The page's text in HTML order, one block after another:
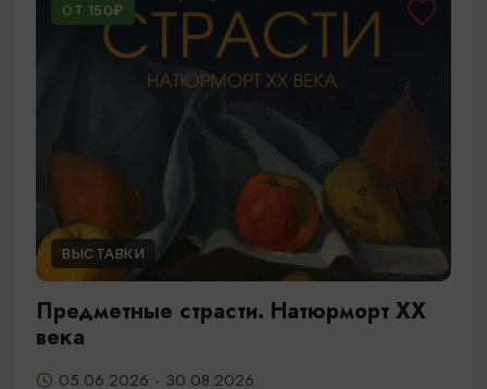
ОТ 150₽
ВЫСТАВКИ
Предметные страсти. Натюрморт XX
века
05.06.2026 - 30.08.2026